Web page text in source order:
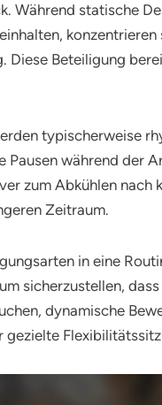
Während statische
Diese Beteiligung
typischerweise
Pausen während der
zum Abkühlen
Zeitraum.
in eine
sicherzustellen,
dynamische
gezielte